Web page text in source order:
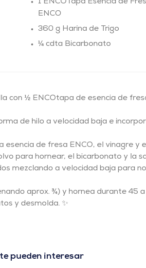
1 ENCOTapa Esencia de
ENCO
360 g Harina de Trigo
¼ cdta Bicarbonato
con ½ ENCOtapa de esencia de
de hilo a velocidad baja e
esencia de fresa ENCO, el vinagre y
para hornear, el bicarbonato y la
mezclando a velocidad baja para
aprox. ¾) y hornea durante 45 a
y desmolda. ✨
pueden interesar